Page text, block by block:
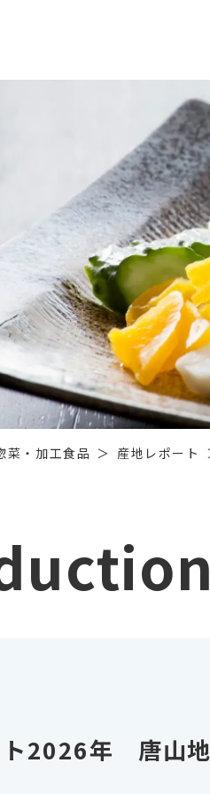
菜・加工食品 産地レポート
ト2026年 唐山